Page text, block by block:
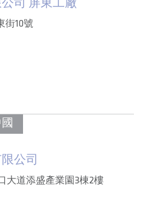
司 屏東工廠
街10號
公司
大道添盛產業園3棟2樓